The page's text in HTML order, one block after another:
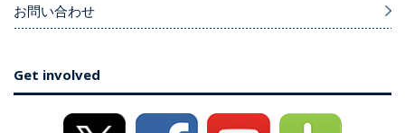
お問い合わせ
Get involved